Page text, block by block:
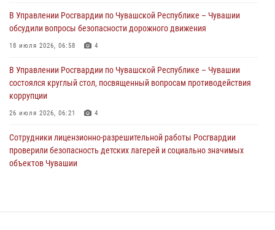
Директор Росгвардии Герой России генерал армии Виктор Золотов
поздравил специалистов подразделений тыла с профессиональным
01 августа 2026, 00:01
В Управлении Росгвардии по Чувашской Республике – Чувашии
обсудили вопросы безопасности дорожного движения
18 июля 2026, 06:58 4
В Управлении Росгвардии по Чувашской Республике – Чувашии
состоялся круглый стол, посвященный вопросам противодействия
коррупции
26 июля 2026, 06:21 4
Сотрудники лицензионно-разрешительной работы Росгвардии
проверили безопасность детских лагерей и социально значимых
объектов Чувашии